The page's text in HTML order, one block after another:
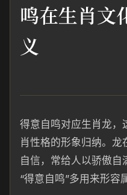
鸣在生肖文
义
得意自鸣对应生肖龙，
肖性格的形象归纳。龙
自信，常给人以骄傲
“得意自鸣”多用来形容